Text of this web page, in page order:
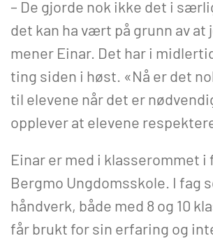
– De gjorde nok ikke det i
det kan ha vært på grunn av at
mener Einar. Det har i
ting siden i høst. «Nå er det
til elevene når det er
opplever at elevene
Einar er med i klasserommet i
Bergmo Ungdomsskole. I fag
håndverk, både med 8 og 10
får brukt for sin erfaring og